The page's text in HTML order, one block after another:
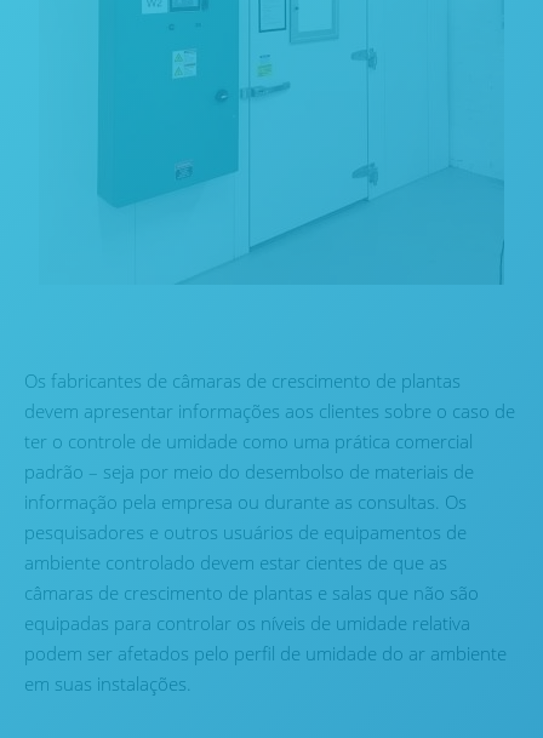
Os fabricantes de câmaras de crescimento de plantas
devem apresentar informações aos clientes sobre o caso de
ter o controle de umidade como uma prática comercial
padrão – seja por meio do desembolso de materiais de
informação pela empresa ou durante as consultas. Os
pesquisadores e outros usuários de equipamentos de
ambiente controlado devem estar cientes de que as
câmaras de crescimento de plantas e salas que não são
equipadas para controlar os níveis de umidade relativa
podem ser afetados pelo perfil de umidade do ar ambiente
em suas instalações.